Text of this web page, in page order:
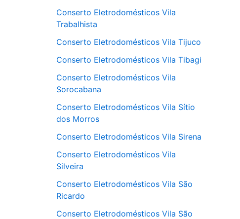
Conserto Eletrodomésticos Vila
Trabalhista
Conserto Eletrodomésticos Vila Tijuco
Conserto Eletrodomésticos Vila Tibagi
Conserto Eletrodomésticos Vila
Sorocabana
Conserto Eletrodomésticos Vila Sítio
dos Morros
Conserto Eletrodomésticos Vila Sirena
Conserto Eletrodomésticos Vila
Silveira
Conserto Eletrodomésticos Vila São
Ricardo
Conserto Eletrodomésticos Vila São